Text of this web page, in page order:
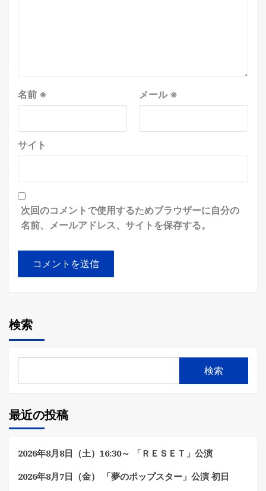
名前 ※ メール※
サイト
次回のコメントで使用するためブラウザーに自分の
名前、メールアドレス、サイトを保存する。
検索
検索
最近の投稿
2026年8月8日（土）16:30～ 「ＲＥＳＥＴ」公演
2026年8月7日（金） 「夢のポップスター」公演 初日